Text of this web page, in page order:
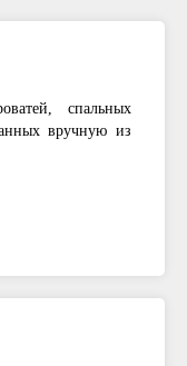
спальных
вручную из